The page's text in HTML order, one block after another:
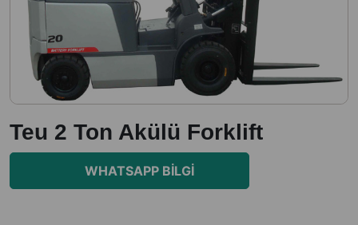
Teu 2 Ton Akülü Forklift
WHATSAPP BILGI